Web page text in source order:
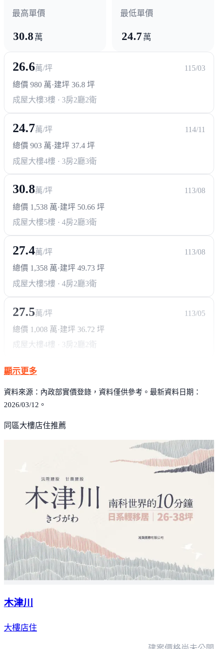
最高單價
30.8 萬
最低單價
24.7 萬
26.6萬/坪
115/03
總價 980 萬·建坪 36.8 坪
成屋大樓3樓 · 3房2廳2衛
24.7萬/坪
114/11
總價 903 萬·建坪 37.4 坪
成屋大樓4樓 · 3房2廳3衛
30.8萬/坪
113/08
總價 1,538 萬·建坪 50.66 坪
成屋大樓5樓 · 4房2廳3衛
27.4萬/坪
113/08
總價 1,358 萬·建坪 49.73 坪
成屋大樓5樓 · 4房2廳3衛
27.5萬/坪
113/05
總價 1,008 萬 ·建坪 36.72 坪
成屋大樓4樓 · 3房2廳2衛
顯示更多
資料來源：內政部實價登錄，資料僅供參考。最新資料日期：
2026/03/12。
同區大樓店住推薦
木津川
大樓店住